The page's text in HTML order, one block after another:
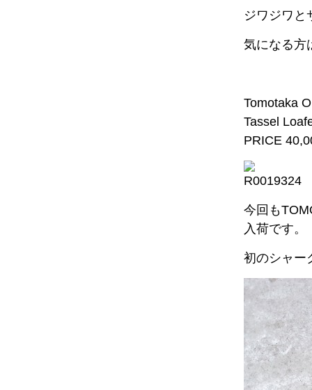
ジワジワと
気になる方
Tomotaka
Tassel
PRICE
今回も
入荷です。
初のシャー